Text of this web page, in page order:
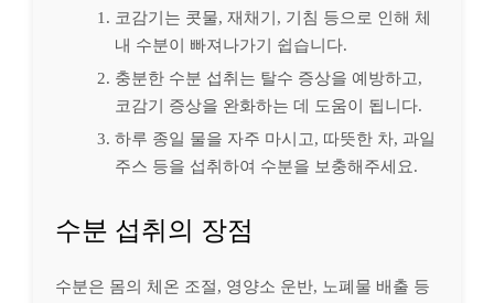
코감기는 콧물, 재채기, 기침 등으로 인해 체
내 수분이 빠져나가기 쉽습니다.
충분한 수분 섭취는 탈수 증상을 예방하고,
코감기 증상을 완화하는 데 도움이 됩니다.
하루 종일 물을 자주 마시고, 따뜻한 차, 과일
주스 등을 섭취하여 수분을 보충해주세요.
수분 섭취의 장점
수분은 몸의 체온 조절, 영양소 운반, 노폐물 배출 등